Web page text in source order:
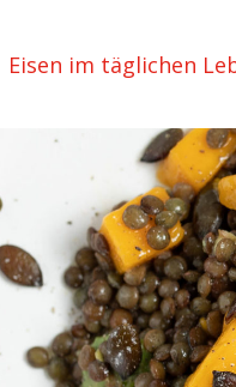
Eisen im täglichen